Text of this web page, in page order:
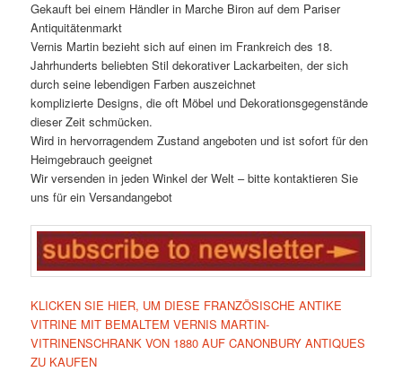
Gekauft bei einem Händler in Marche Biron auf dem Pariser
Antiquitätenmarkt
Vernis Martin bezieht sich auf einen im Frankreich des 18.
Jahrhunderts beliebten Stil dekorativer Lackarbeiten, der sich
durch seine lebendigen Farben auszeichnet
komplizierte Designs, die oft Möbel und Dekorationsgegenstände
dieser Zeit schmücken.
Wird in hervorragendem Zustand angeboten und ist sofort für den
Heimgebrauch geeignet
Wir versenden in jeden Winkel der Welt – bitte kontaktieren Sie
uns für ein Versandangebot
KLICKEN SIE HIER, UM DIESE FRANZÖSISCHE ANTIKE
VITRINE MIT BEMALTEM VERNIS MARTIN-
VITRINENSCHRANK VON 1880 AUF CANONBURY ANTIQUES
ZU KAUFEN